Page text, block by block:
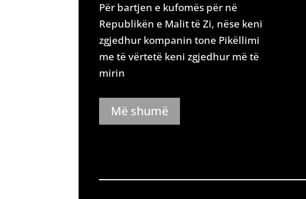
Për bartjen e kufomës për në
Republikën e Malit të Zi, nëse keni
zgjedhur kompanin tone Pikëllimi
me të vërtetë keni zgjedhur më të
mirin
Më shumë